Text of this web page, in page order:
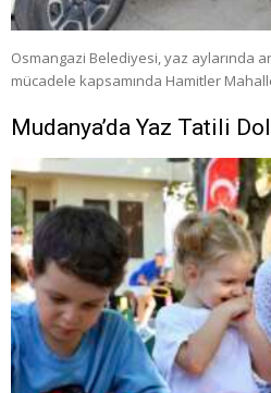
Osmangazi Belediyesi, yaz aylarında
mücadele kapsamında Hamitler
Mudanya’da Yaz Tatili